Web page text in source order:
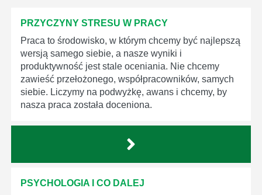
PRZYCZYNY STRESU W PRACY
Praca to środowisko, w którym chcemy być najlepszą
wersją samego siebie, a nasze wyniki i
produktywność jest stale oceniania. Nie chcemy
zawieść przełożonego, współpracowników, samych
siebie. Liczymy na podwyżkę, awans i chcemy, by
nasza praca została doceniona.
PSYCHOLOGIA I CO DALEJ